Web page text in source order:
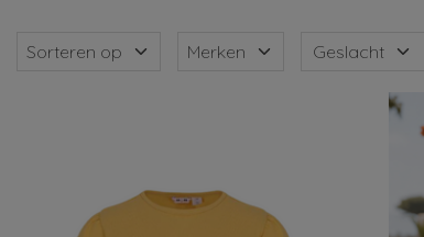
Sorteren op Merken Geslacht